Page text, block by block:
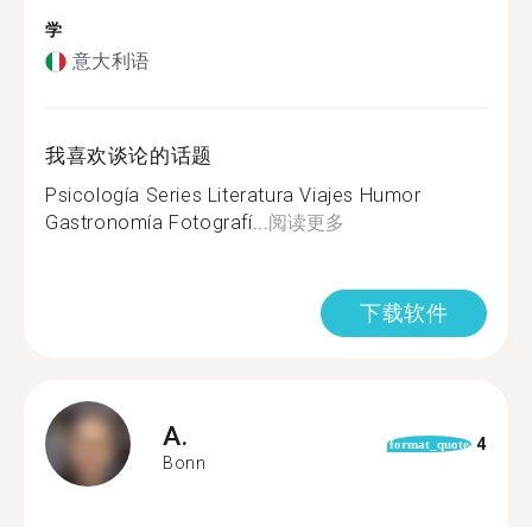
学
意大利语
我喜欢谈论的话题
Psicología Series Literatura Viajes Humor
Gastronomía Fotografí...阅读更多
下载软件
A.
Bonn
format_quote 4